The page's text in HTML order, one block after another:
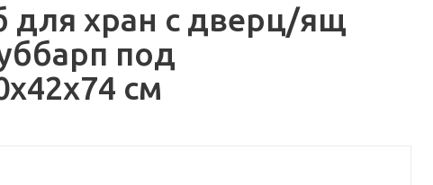
для хран с дверц/ящ
под
см